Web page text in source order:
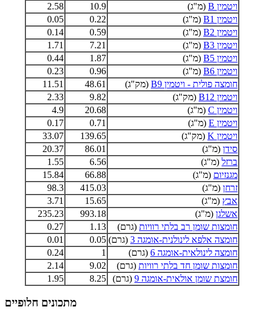
ויטמין B
(מ"ג) 10.9
2.58
ויטמין B1
(מ"ג) 0.22
0.05
ויטמין B2
(מ"ג) 0.59
0.14
ויטמין B3
(מ"ג) 7.21
1.71
ויטמין B5
(מ"ג) 1.87
0.44
ויטמין B6
(מ"ג) 0.96
0.23
חומצה פולית - ויטמין B9
(מק"ג) 48.61
11.51
ויטמין B12
(מק"ג) 9.82
2.33
ויטמין C
(מ"ג) 20.68
4.9
ויטמין E
(מ"ג) 0.71
0.17
ויטמין K
(מק"ג) 139.65
33.07
סידן (מ"ג) 86.01
20.37
ברזל (מ"ג) 6.56
1.55
מגנזיום (מ"ג) 66.88
15.84
זרחן (מ"ג) 415.03
98.3
אבץ (מ"ג) 15.65
3.71
אשלגן (מ"ג) 993.18
235.23
חומצות שומן רב בלתי רוויות (גרם) 1.13
0.27
חומצה אלפא לינולנית-אומגה 3
(גרם) 0.05
0.01
חומצה לינולאית-אומגה 6
(גרם) 1
0.24
חומצות שומן חד בלתי רוויות (גרם) 9.02
2.14
חומצת שומן אולאית-אומגה 9
(גרם) 8.25
1.95
מתכונים חלופיים